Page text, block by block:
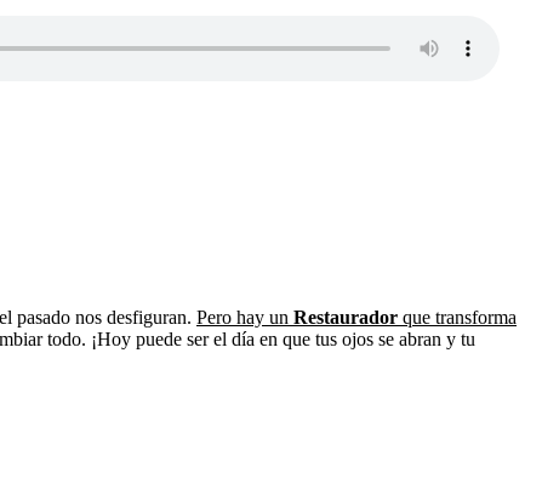
pasado nos desfiguran. Pero hay un Restaurador que transforma
todo. ¡Hoy puede ser el día en que tus ojos se abran y tu